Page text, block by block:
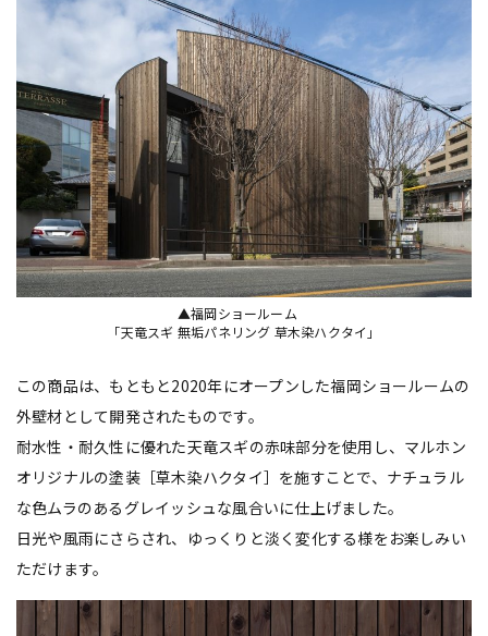
▲福岡ショールーム
「天竜スギ 無垢パネリング 草木染ハクタイ」
この商品は、もともと2020年にオープンした福岡ショールームの
外壁材として開発されたものです。
耐水性・耐久性に優れた天竜スギの赤味部分を使用し、マルホン
オリジナルの塗装［草木染ハクタイ］を施すことで、ナチュラル
な色ムラのあるグレイッシュな風合いに仕上げました。
日光や風雨にさらされ、ゆっくりと淡く変化する様をお楽しみい
ただけます。